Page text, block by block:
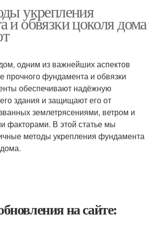
укрепления
и обвязки цоколя дома
одним из важнейших аспектов
прочного фундамента и обвязки
обеспечивают надёжную
здания и защищают его от
землетрясениями, ветром и
факторами. В этой статье мы
методы укрепления фундамента
на сайте: